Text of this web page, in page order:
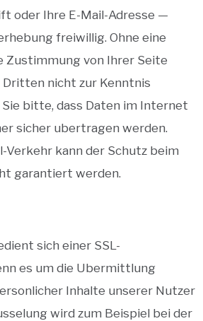
oder Ihre E-Mail-Adresse —
freiwillig. Ohne eine
Zustimmung von Ihrer Seite
nicht zur Kenntnis
bitte, dass Daten im Internet
sicher ubertragen werden.
Verkehr kann der Schutz beim
garantiert werden.
sich einer SSL-
es um die Ubermittlung
Inhalte unserer Nutzer
wird zum Beispiel bei der